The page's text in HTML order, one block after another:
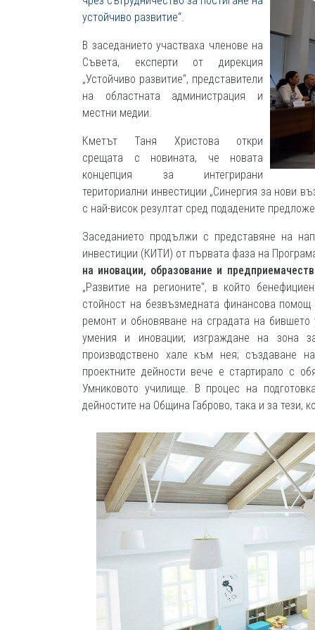
устойчиво развитие“.
В заседанието участваха членове на
Съвета, експерти от дирекция
„Устойчиво развитие“, представители
на областната администрация и
местни медии.
Кметът Таня Христова откри
срещата с новината, че новата
концепция за интегрирани
териториални инвестиции „Синергия за нови
с най-висок резултат сред подадените
Заседанието продължи с представяне на
инвестиции (КИТИ) от първата фаза на
на иновации, образование и
„Развитие на регионите“, в който
стойност на безвъзмедната финансова
ремонт и обновяване на сградата на
умения и иновации; изграждане на зона
производствено хале към нея; създаване
проектните дейности вече е стартирало с
Умниковото училище. В процес на
дейностите на Община Габрово, така и за тези,